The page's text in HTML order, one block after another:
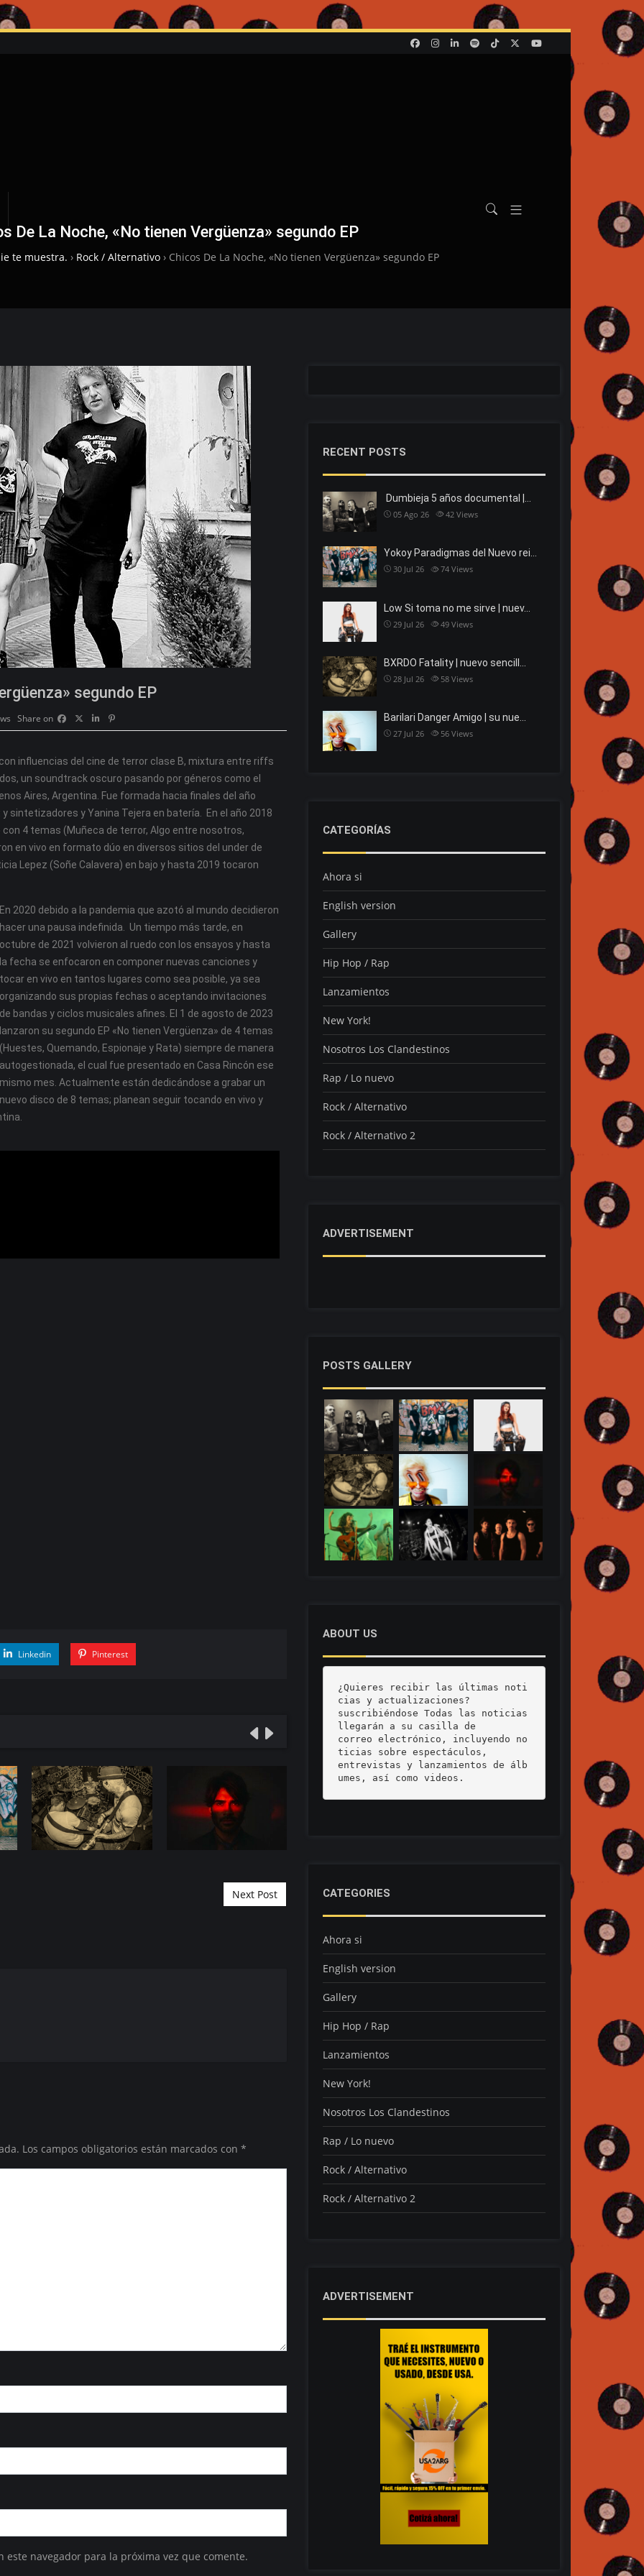
De La Noche, «No tienen Vergüenza» segundo EP
te muestra. › Rock / Alternativo › Chicos De La Noche, «No tienen Vergüenza» segundo EP
segundo EP
Share on
influencias del cine de terror clase B, mixtura entre riffs
un soundtrack oscuro pasando por géneros como el
Aires, Argentina. Fue formada hacia finales del año
sintetizadores y Yanina Tejera en batería. En el año 2018
4 temas (Muñeca de terror, Algo entre nosotros,
en vivo en formato dúo en diversos sitios del under de
Lepez (Soñe Calavera) en bajo y hasta 2019 tocaron
En 2020 debido a la pandemia que azotó al mundo decidieron
hacer una pausa indefinida. Un tiempo más tarde, en
octubre de 2021 volvieron al ruedo con los ensayos y hasta
la fecha se enfocaron en componer nuevas canciones y
tocar en vivo en tantos lugares como sea posible, ya sea
organizando sus propias fechas o aceptando invitaciones
de bandas y ciclos musicales afines. El 1 de agosto de 2023
lanzaron su segundo EP «No tienen Vergüenza» de 4 temas
(Huestes, Quemando, Espionaje y Rata) siempre de manera
autogestionada, el cual fue presentado en Casa Rincón ese
mismo mes. Actualmente están dedicándose a grabar un
nuevo disco de 8 temas; planean seguir tocando en vivo y
Linkedin Pinterest
Next Post
Los campos obligatorios están marcados con *
navegador para la próxima vez que comente.
RECENT POSTS
Dumbieja 5 años documental |…
05 Ago 26 42 Views
Yokoy Paradigmas del Nuevo rei…
30 Jul 26 74 Views
Low Si toma no me sirve | nuev…
29 Jul 26 49 Views
BXRDO Fatality | nuevo sencill…
28 Jul 26 58 Views
Barilari Danger Amigo | su nue…
27 Jul 26 56 Views
CATEGORÍAS
Ahora si
English version
Gallery
Hip Hop / Rap
Lanzamientos
New York!
Nosotros Los Clandestinos
Rap / Lo nuevo
Rock / Alternativo
Rock / Alternativo 2
ADVERTISEMENT
POSTS GALLERY
ABOUT US
¿Quieres recibir las últimas noti
cias y actualizaciones?
suscribiéndose Todas las noticias
llegarán a su casilla de
correo electrónico, incluyendo no
ticias sobre espectáculos,
entrevistas y lanzamientos de álb
umes, así como videos.
CATEGORIES
Ahora si
English version
Gallery
Hip Hop / Rap
Lanzamientos
New York!
Nosotros Los Clandestinos
Rap / Lo nuevo
Rock / Alternativo
Rock / Alternativo 2
ADVERTISEMENT